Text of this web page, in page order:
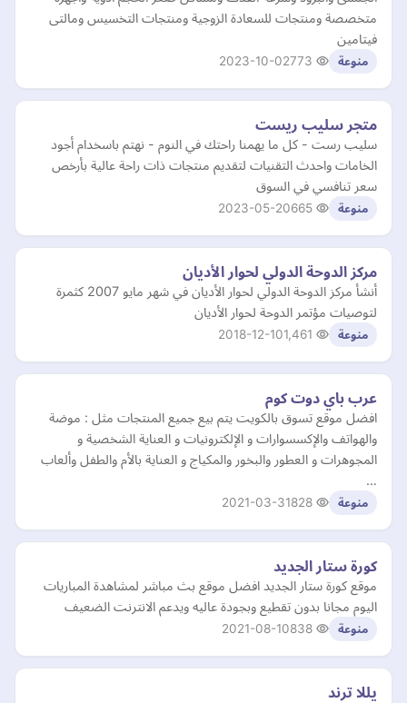
متخصصة ومنتجات للسعادة الزوجية ومنتجات التخسيس ومالتى
فيتامين
منوعة 2023-10-02
متجر سليب ريست
سليب رست - كل ما يهمنا راحتك في النوم - نهتم باسخدام أجود
الخامات واحدث التقنيات لتقديم منتجات ذات راحة عالية بأرخص
سعر تنافسي في السوق
منوعة 2023-05-20
مركز الدوحة الدولي لحوار الأديان
أنشأ مركز الدوحة الدولي لحوار الأديان في شهر مايو 2007 كثمرة
لتوصيات مؤتمر الدوحة لحوار الأديان
منوعة 2018-12-10
عرب باي دوت كوم
افضل موقع تسوق بالكويت يتم بيع جميع المنتجات مثل : موضة
والهواتف والإكسسوارات و الإلكترونيات و العناية الشخصية و
المجوهرات و العطور والبخور والمكياج و العناية بالأم والطفل وألعاب
…
منوعة 2021-03-31
كورة ستار الجديد
موقع كورة ستار الجديد افضل موقع بث مباشر لمشاهدة المباريات
اليوم مجانا بدون تقطيع وبجودة عاليه ويدعم الانترنت الضعيف
منوعة 2021-08-10
يللا ترند